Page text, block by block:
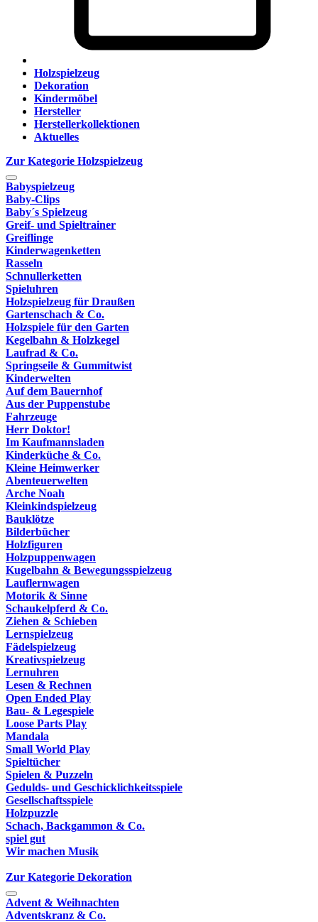
Holzspielzeug
Dekoration
Kindermöbel
Hersteller
Herstellerkollektionen
Aktuelles
Zur Kategorie Holzspielzeug
Babyspielzeug
Baby-Clips
Baby´s Spielzeug
Greif- und Spieltrainer
Greiflinge
Kinderwagenketten
Rasseln
Schnullerketten
Spieluhren
Holzspielzeug für Draußen
Gartenschach & Co.
Holzspiele für den Garten
Kegelbahn & Holzkegel
Laufrad & Co.
Springseile & Gummitwist
Kinderwelten
Auf dem Bauernhof
Aus der Puppenstube
Fahrzeuge
Herr Doktor!
Im Kaufmannsladen
Kinderküche & Co.
Kleine Heimwerker
Abenteuerwelten
Arche Noah
Kleinkindspielzeug
Bauklötze
Bilderbücher
Holzfiguren
Holzpuppenwagen
Kugelbahn & Bewegungsspielzeug
Lauflernwagen
Motorik & Sinne
Schaukelpferd & Co.
Ziehen & Schieben
Lernspielzeug
Fädelspielzeug
Kreativspielzeug
Lernuhren
Lesen & Rechnen
Open Ended Play
Bau- & Legespiele
Loose Parts Play
Mandala
Small World Play
Spieltücher
Spielen & Puzzeln
Gedulds- und Geschicklichkeitsspiele
Gesellschaftsspiele
Holzpuzzle
Schach, Backgammon & Co.
spiel gut
Wir machen Musik
Zur Kategorie Dekoration
Advent & Weihnachten
Adventskranz & Co.